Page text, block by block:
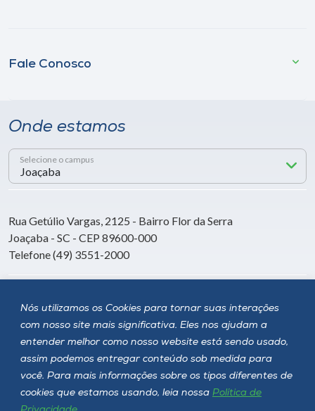
Nós utilizamos os Cookies para tornar suas interações
com nosso site mais significativa. Eles nos ajudam a
entender melhor como nosso website está sendo usado,
assim podemos entregar conteúdo sob medida para
você. Para mais informações sobre os tipos diferentes de
cookies que estamos usando, leia nossa Política de
Fale Conosco
Onde estamos
Selecione o campus
Rua Getúlio Vargas, 2125 - Bairro Flor da Serra
Joaçaba - SC - CEP 89600-000
Telefone (49) 3551-2000
Siga a Unoesc